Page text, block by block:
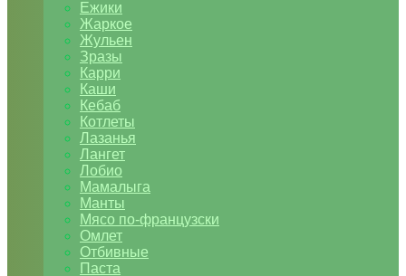
Ежики
Жаркое
Жульен
Зразы
Карри
Каши
Кебаб
Котлеты
Лазанья
Лангет
Лобио
Мамалыга
Манты
Мясо по-французски
Омлет
Отбивные
Паста